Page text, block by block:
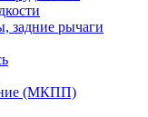
задние рычаги
(МКПП)